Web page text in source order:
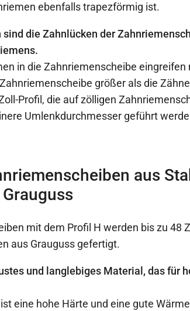
ebenfalls trapezförmig ist.
die Zahnlücken der
in die Zahnriemenscheibe eingreifen
größer als die
Profil, die auf zölligen
Umlenkdurchmesser geführt
aus
mit dem Profil H werden bis zu 48
aus Grauguss gefertigt.
und langlebiges Material, das für
eine hohe Härte und eine gute